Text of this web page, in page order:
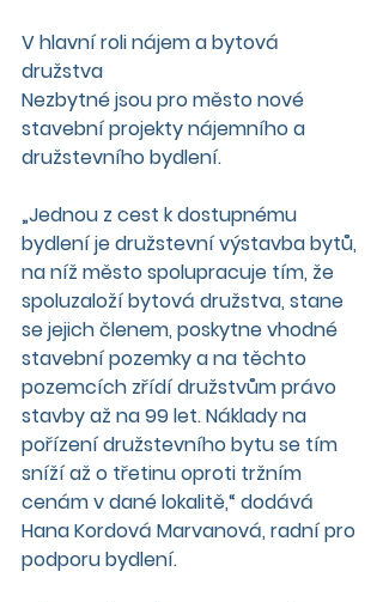
V hlavní roli nájem a bytová
družstva
Nezbytné jsou pro město nové
stavební projekty nájemního a
družstevního bydlení.
„Jednou z cest k dostupnému
bydlení je družstevní výstavba bytů,
na níž město spolupracuje tím, že
spoluzaloží bytová družstva, stane
se jejich členem, poskytne vhodné
stavební pozemky a na těchto
pozemcích zřídí družstvům právo
stavby až na 99 let. Náklady na
pořízení družstevního bytu se tím
sníží až o třetinu oproti tržním
cenám v dané lokalitě,“ dodává
Hana Kordová Marvanová, radní pro
podporu bydlení.